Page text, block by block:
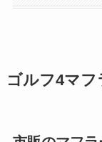
ゴルフ4マ